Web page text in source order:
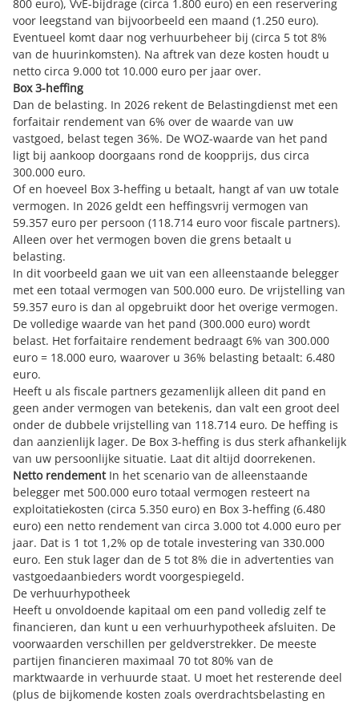
800 euro), VvE-bijdrage (circa 1.800 euro) en een reservering
voor leegstand van bijvoorbeeld een maand (1.250 euro).
Eventueel komt daar nog verhuurbeheer bij (circa 5 tot 8%
van de huurinkomsten). Na aftrek van deze kosten houdt u
netto circa 9.000 tot 10.000 euro per jaar over.
Box 3-heffing
Dan de belasting. In 2026 rekent de Belastingdienst met een
forfaitair rendement van 6% over de waarde van uw
vastgoed, belast tegen 36%. De WOZ-waarde van het pand
ligt bij aankoop doorgaans rond de koopprijs, dus circa
300.000 euro.
Of en hoeveel Box 3-heffing u betaalt, hangt af van uw totale
vermogen. In 2026 geldt een heffingsvrij vermogen van
59.357 euro per persoon (118.714 euro voor fiscale partners).
Alleen over het vermogen boven die grens betaalt u
belasting.
In dit voorbeeld gaan we uit van een alleenstaande belegger
met een totaal vermogen van 500.000 euro. De vrijstelling van
59.357 euro is dan al opgebruikt door het overige vermogen.
De volledige waarde van het pand (300.000 euro) wordt
belast. Het forfaitaire rendement bedraagt 6% van 300.000
euro = 18.000 euro, waarover u 36% belasting betaalt: 6.480
euro.
Heeft u als fiscale partners gezamenlijk alleen dit pand en
geen ander vermogen van betekenis, dan valt een groot deel
onder de dubbele vrijstelling van 118.714 euro. De heffing is
dan aanzienlijk lager. De Box 3-heffing is dus sterk afhankelijk
van uw persoonlijke situatie. Laat dit altijd doorrekenen.
Netto rendementIn het scenario van de alleenstaande
belegger met 500.000 euro totaal vermogen resteert na
exploitatiekosten (circa 5.350 euro) en Box 3-heffing (6.480
euro) een netto rendement van circa 3.000 tot 4.000 euro per
jaar. Dat is 1 tot 1,2% op de totale investering van 330.000
euro. Een stuk lager dan de 5 tot 8% die in advertenties van
vastgoedaanbieders wordt voorgespiegeld.
De verhuurhypotheek
Heeft u onvoldoende kapitaal om een pand volledig zelf te
financieren, dan kunt u een verhuurhypotheek afsluiten. De
voorwaarden verschillen per geldverstrekker. De meeste
partijen financieren maximaal 70 tot 80% van de
marktwaarde in verhuurde staat. U moet het resterende deel
(plus de bijkomende kosten zoals overdrachtsbelasting en